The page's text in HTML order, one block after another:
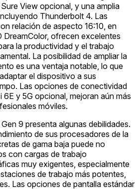
View opcional, y una amplia
Thunderbolt 4. Las
relación de aspecto 16:10, en
DreamColor, ofrecen excelentes
la productividad y el trabajo
La posibilidad de ampliar la
es una ventaja notable, lo que
el dispositivo a sus
Las opciones de conectividad
y 5G opcional, mejoran aún más
móviles.
9 presenta algunas debilidades.
de sus procesadores de la
de gama baja puede no
con cargas de trabajo
muy exigentes, especialmente
de trabajo más potentes,
Las opciones de pantalla estándar